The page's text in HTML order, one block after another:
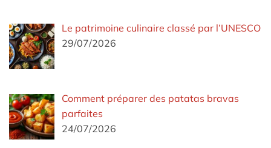
Le patrimoine culinaire classé par l’UNESCO
29/07/2026
Comment préparer des patatas bravas
parfaites
24/07/2026